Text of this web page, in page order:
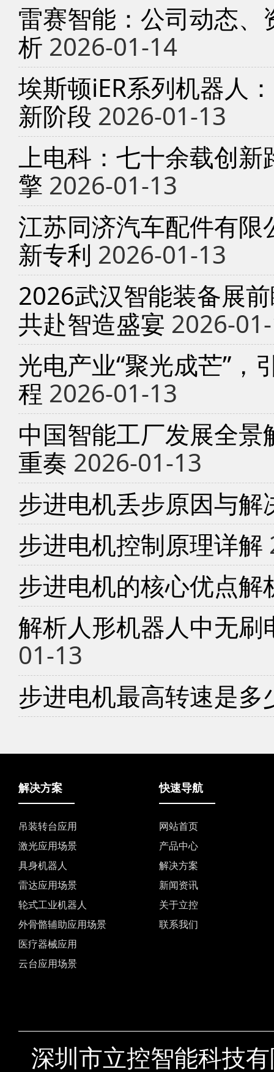
雷赛智能：公司动态
析 2026-01-14
埃斯顿iER系列机器人
新阶段 2026-01-13
上电科：七十余载创
擎 2026-01-13
江苏同济汽车配件有
新专利 2026-01-13
2026武汉智能装备展
共赴智造盛宴 2026-
光电产业“聚光成芒”，
程 2026-01-13
中国智能工厂发展全
重奏 2026-01-13
步进电机丢步原因与解
步进电机控制原理详解
步进电机的核心优点解
解析人形机器人中无
01-13
步进电机最高转速是多
解决方案
吊装转台应用
激光应用场景
具身机器人
雷达应用场景
轮式工业机器人
外骨骼辅助应用场景
医疗器械应用
云台应用场景
快速导航
网站首页
产品中心
解决方案
新闻资讯
关于立控
联系我们
深圳市立控智能科技